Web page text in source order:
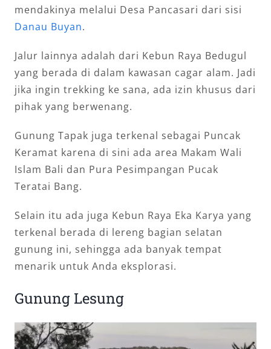
mendakinya melalui Desa Pancasari dari sisi
Danau Buyan.
Jalur lainnya adalah dari Kebun Raya Bedugul
yang berada di dalam kawasan cagar alam. Jadi
jika ingin trekking ke sana, ada izin khusus dari
pihak yang berwenang.
Gunung Tapak juga terkenal sebagai Puncak
Keramat karena di sini ada area Makam Wali
Islam Bali dan Pura Pesimpangan Pucak
Teratai Bang.
Selain itu ada juga Kebun Raya Eka Karya yang
terkenal berada di lereng bagian selatan
gunung ini, sehingga ada banyak tempat
menarik untuk Anda eksplorasi.
Gunung Lesung